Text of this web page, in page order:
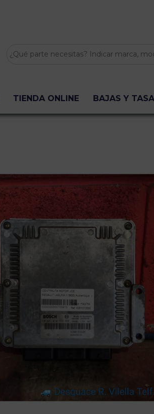
TIENDA ONLINE BAJAS Y